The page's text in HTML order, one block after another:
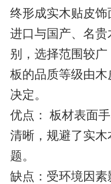
终形成实木贴皮
进口与国产、名
别，选择范围较
板的品质等级由
决定。
优点： 板材表面
清晰，规避了实
题。
缺点：受环境因素